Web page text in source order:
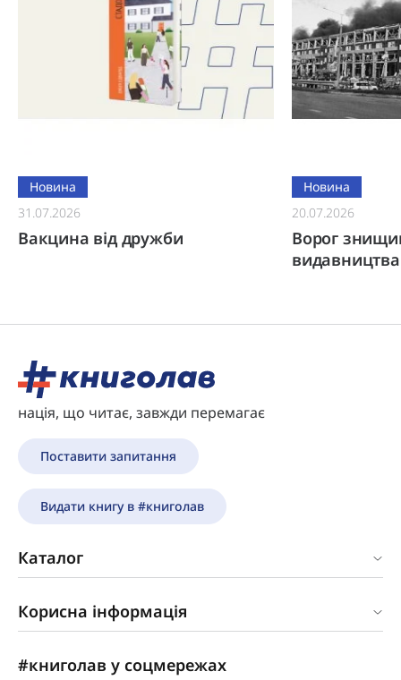
Новина
31.07.2026
Вакцина від дружби
Новина
20.07.2026
Ворог
видавництва
нація, що читає, завжди перемагає
Поставити запитання
Видати книгу в #книголав
Каталог
Корисна інформація
#книголав у соцмережах